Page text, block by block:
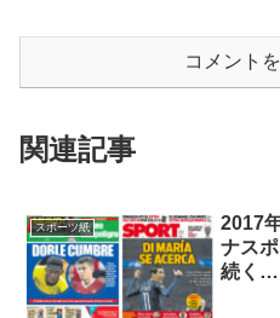
コメント
関連記事
スポーツ紙
2017
ナス
続く…